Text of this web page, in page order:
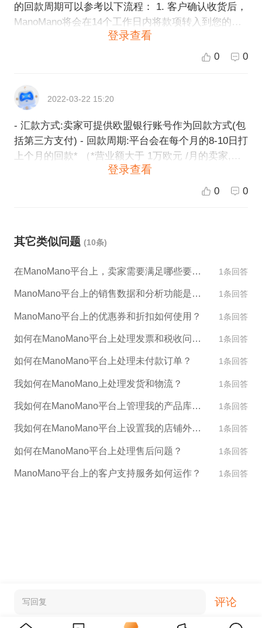
的回款周期可以参考以下流程： 1. 客户确认收货后，
ManoMano将会在14个工作日内将款项转入到您的卖
家账户中。 2. 如果客户在收到货物后发现质量有问题
或者对商品不满意，他们可以在14天内通过ManoMan
中扣款，处理时间通常为7个工作日。如果客户退回的
商品是有问题的，ManoMano将会向您发起索赔并在
收到货物后将款项转入到您的卖家账户中。 需要注意
的是，以上时间仅供参考，具体的回款周期可能会因
为银行结算等原因而有所不同。如果您有任何疑问，
请及时与ManoMano的客服团队联系。
登录查看
0 0
2022-03-22 15:20
- 汇款方式:卖家可提供欧盟银行账号作为回款方式(包
括第三方支付) - 回款周期:平台会在每个月的8-10日打
上个月的回款* （*营业额大于 1万欧元 /月的卖家,可
登录查看
0 0
其它类似问题 (10条)
在ManoMano平台上，卖家需要满足哪些要求才能销售产品？ 1条回答
ManoMano平台上的销售数据和分析功能是什么？ 1条回答
ManoMano平台上的优惠券和折扣如何使用？ 1条回答
如何在ManoMano平台上处理发票和税收问题？ 1条回答
如何在ManoMano平台上处理未付款订单？ 1条回答
我如何在ManoMano上处理发货和物流？ 1条回答
我如何在ManoMano平台上管理我的产品库存？ 1条回答
我如何在ManoMano平台上设置我的店铺外观和设计？ 1条回答
如何在ManoMano平台上处理售后问题？ 1条回答
ManoMano平台上的客户支持服务如何运作？ 1条回答
写回复 评论